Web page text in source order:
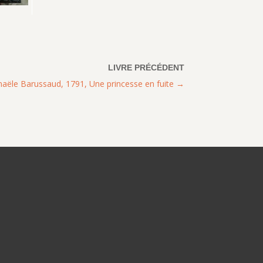
Barussaud, 1791, Une princesse en fuite